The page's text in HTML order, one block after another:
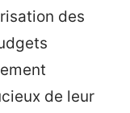
des
de leur